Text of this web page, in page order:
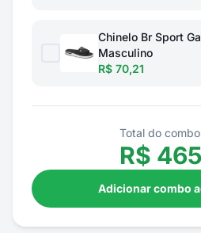
Chinelo Br Sport
Masculino
R$ 70,21
Total do
R$
Adicionar combo